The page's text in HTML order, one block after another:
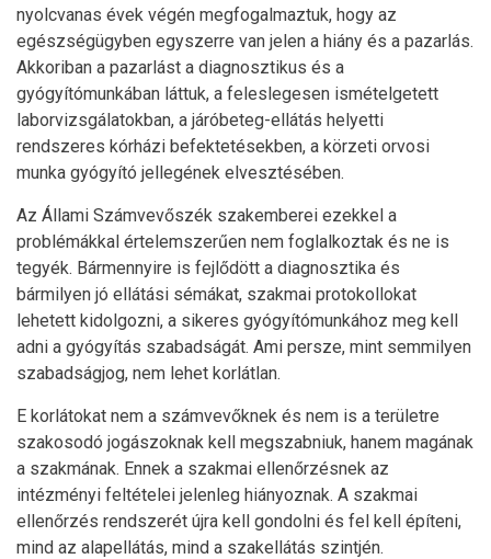
nyolcvanas évek végén megfogalmaztuk, hogy az
egészségügyben egyszerre van jelen a hiány és a pazarlás.
Akkoriban a pazarlást a diagnosztikus és a
gyógyítómunkában láttuk, a feleslegesen ismételgetett
laborvizsgálatokban, a járóbeteg-ellátás helyetti
rendszeres kórházi befektetésekben, a körzeti orvosi
munka gyógyító jellegének elvesztésében.
Az Állami Számvevőszék szakemberei ezekkel a
problémákkal értelemszerűen nem foglalkoztak és ne is
tegyék. Bármennyire is fejlődött a diagnosztika és
bármilyen jó ellátási sémákat, szakmai protokollokat
lehetett kidolgozni, a sikeres gyógyítómunkához meg kell
adni a gyógyítás szabadságát. Ami persze, mint semmilyen
szabadságjog, nem lehet korlátlan.
E korlátokat nem a számvevőknek és nem is a területre
szakosodó jogászoknak kell megszabniuk, hanem magának
a szakmának. Ennek a szakmai ellenőrzésnek az
intézményi feltételei jelenleg hiányoznak. A szakmai
ellenőrzés rendszerét újra kell gondolni és fel kell építeni,
mind az alapellátás, mind a szakellátás szintjén.